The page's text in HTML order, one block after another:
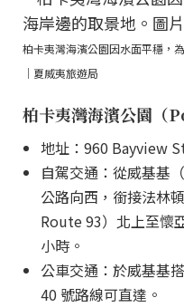
柏卡夷灣海濱公園因水面平穩，
｜夏威夷旅遊局
柏卡夷灣海濱公園（
地址：960 Bayview
自駕交通：從威基基
公路向西，銜接法林
Route 93）北上至懷
小時。
公車交通：於威基基
40 號路線可直達。